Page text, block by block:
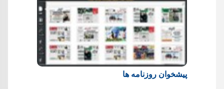
پیشخوان روزنامه ها